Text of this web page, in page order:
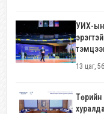
УИХ-ын
13 цаг,
Төрийн